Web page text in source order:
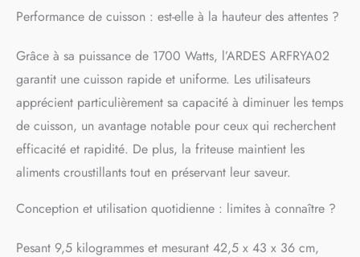
d'une grande capacité et
panier rotatif en acier
inoxydable, un rôtissoire,
un gant anti-brûlure, une
pince à rôtissoire, un
ramasse-miettes, un gril et
une plaque à pâtisserie
ARDES | Depuis 60 ans,
nous proposons des
produits pour votre
maison qui sont
fonctionnels, sûrs, faciles
répondre aux besoins
Performance de cuisson : est-elle à la hauteur des attentes ?
Grâce à sa puissance de 1700 Watts, l’ARDES ARFRYA02
garantit une cuisson rapide et uniforme. Les utilisateurs
apprécient particulièrement sa capacité à diminuer les temps
de cuisson, un avantage notable pour ceux qui recherchent
efficacité et rapidité. De plus, la friteuse maintient les
aliments croustillants tout en préservant leur saveur.
Conception et utilisation quotidienne : limites à connaître ?
Pesant 9,5 kilogrammes et mesurant 42,5 x 43 x 36 cm,